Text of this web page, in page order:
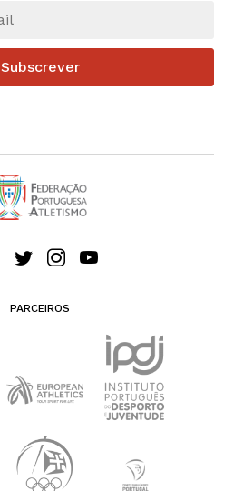
Subscrever
PARCEIROS